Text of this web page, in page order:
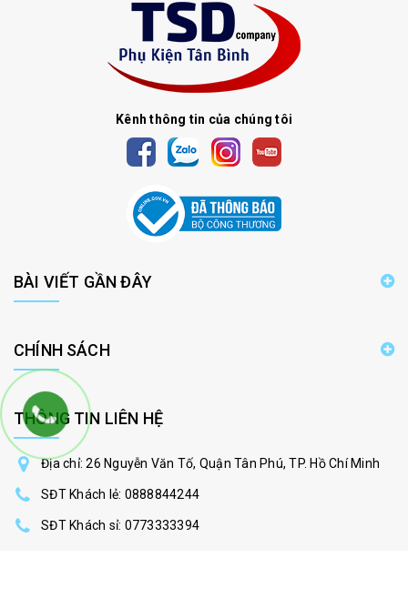
Kênh thông tin của chúng tôi
BÀI VIẾT GẦN ĐÂY
CHÍNH SÁCH
THÔNG TIN LIÊN HỆ
Địa chỉ: 26 Nguyễn Văn Tố, Quận Tân Phú, TP. Hồ Chí Minh
SĐT Khách lẻ: 0888844244
SĐT Khách sỉ: 0773333394